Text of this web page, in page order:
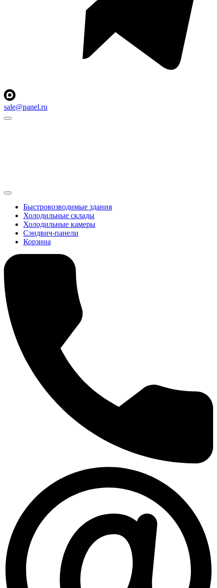
sale@panel.ru
Быстровозводимые здания
Холодильные склады
Холодильные камеры
Сэндвич-панели
Корзина